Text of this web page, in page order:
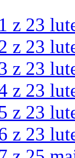
z 23
z 23
z 23
z 23
z 23
z 23